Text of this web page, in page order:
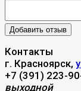
Контакты
г. Красноярск,
+7 (391) 223-
выходной